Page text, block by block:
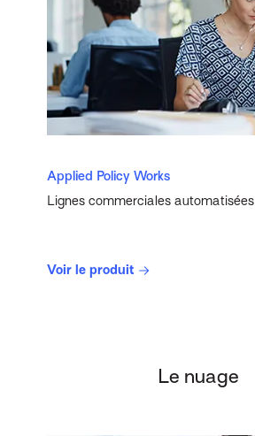
Applied Policy Works
Lignes commerciales automatisées
Voir le produit
Le nuage